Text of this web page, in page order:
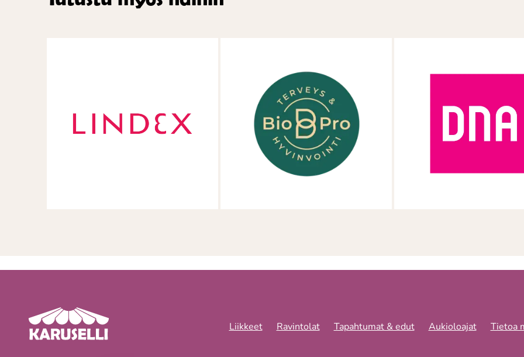
Liikkeet Ravintolat Tapahtumat & edut Aukioloajat Tietoa